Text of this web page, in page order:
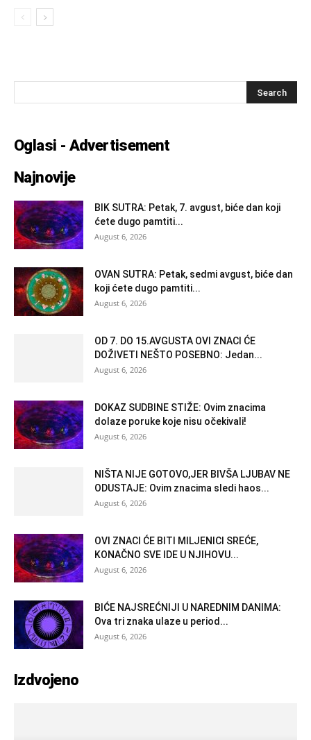
Oglasi - Advertisement
Najnovije
BIK SUTRA: Petak, 7. avgust, biće dan koji
ćete dugo pamtiti...
August 6, 2026
OVAN SUTRA: Petak, sedmi avgust, biće dan
koji ćete dugo pamtiti...
August 6, 2026
OD 7. DO 15.AVGUSTA OVI ZNACI ĆE
DOŽIVETI NEŠTO POSEBNO: Jedan...
August 6, 2026
DOKAZ SUDBINE STIŽE: Ovim znacima
dolaze poruke koje nisu očekivali!
August 6, 2026
NIŠTA NIJE GOTOVO,JER BIVŠA LJUBAV NE
ODUSTAJE: Ovim znacima sledi haos...
August 6, 2026
OVI ZNACI ĆE BITI MILJENICI SREĆE,
KONAČNO SVE IDE U NJIHOVU...
August 6, 2026
BIĆE NAJSREĆNIJI U NAREDNIM DANIMA:
Ova tri znaka ulaze u period...
August 6, 2026
Izdvojeno